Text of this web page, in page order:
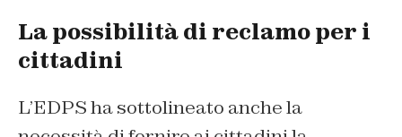
La possibilità di reclamo per i
cittadini
L’EDPS ha sottolineato anche la